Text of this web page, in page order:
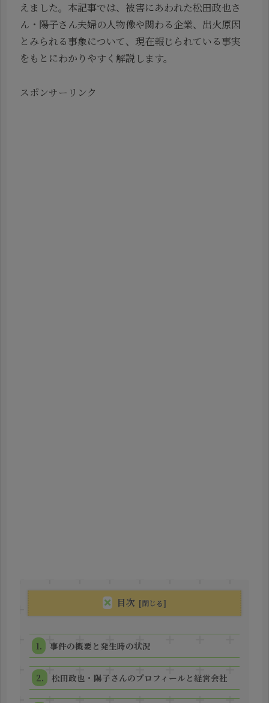
えました。本記事では、被害にあわれた松田政也さ
ん・陽子さん夫婦の人物像や関わる企業、出火原因
とみられる事象について、現在報じられている事実
をもとにわかりやすく解説します。
スポンサーリンク
目次
事件の概要と発生時の状況
松田政也・陽子さんのプロフィールと経営会社